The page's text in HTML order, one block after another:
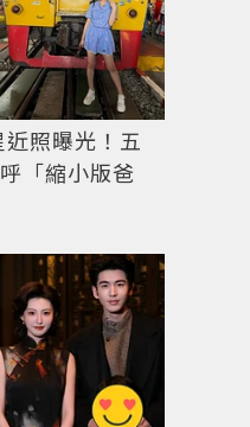
07-01 Intergalactic星
提供
照曝光！五
「縮小版爸